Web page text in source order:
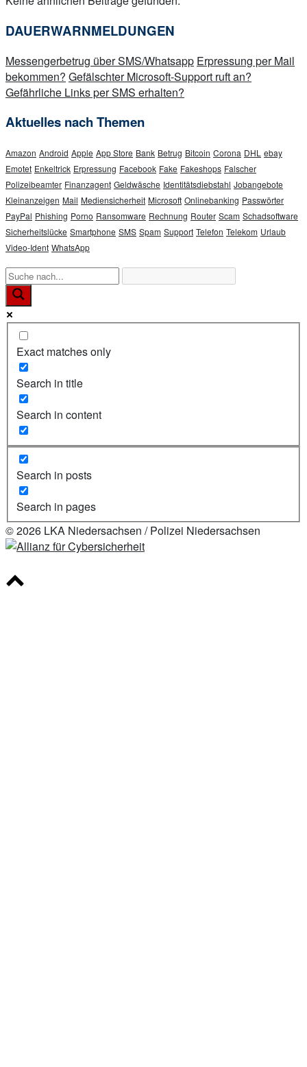
DAUERWARNMELDUNGEN
Messengerbetrug über SMS/Whatsapp Erpressung per Mail
bekommen? Gefälschter Microsoft-Support ruft an?
Gefährliche Links per SMS erhalten?
Aktuelles nach Themen
Amazon Android Apple App Store Bank Betrug Bitcoin Corona DHL ebay
Emotet Enkeltrick Erpressung Facebook Fake Fakeshops Falscher
Polizeibeamter Finanzagent Geldwäsche Identitätsdiebstahl Jobangebote
Kleinanzeigen Mail Mediensicherheit Microsoft Onlinebanking Passwörter
PayPal Phishing Porno Ransomware Rechnung Router Scam Schadsoftware
Sicherheitslücke Smartphone SMS Spam Support Telefon Telekom Urlaub
Video-Ident WhatsApp
Exact matches only
Search in title
Search in content
Search in posts
Search in pages
© 2026 LKA Niedersachsen / Polizei Niedersachsen
Scroll